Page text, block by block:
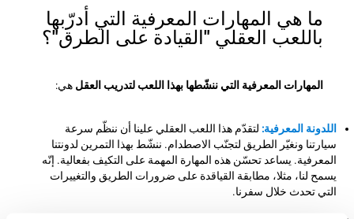
ما هي المهارات المعرفية التي أدرّبها
باللعب العقلي "القيادة على الطرق"؟
المهارات المعرفية التي ننشّطها بهذا اللعب لتدريب العقل هي:
اللدونة المعرفية: لتقدّم هذا اللعب العقلي علينا أن ننظّم سرعة
سيارتنا ونغيّر الطريق لتجنّب الاصطدام. ننشّط بهذا التمرين لدونتنا
المعرفية. يساعد تحسّن هذه المهارة المهمة على التكيف بفعالية. إنّه
يسمح لنا، مثلا، مطابقة القياقدة على ضرورات الطريق والتغييرات
التي تحدث خلال سفرنا.